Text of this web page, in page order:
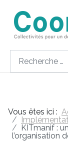
Vous êtes ici :
KITmanif :
l’organisation
Développement
Implémentation
Assemblées
2021
2022
2024
2025
Lettres
Rencontres
Documents